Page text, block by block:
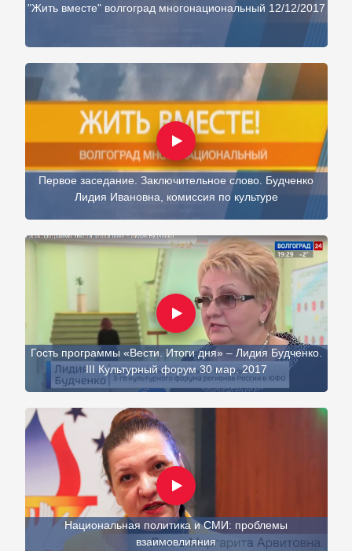
"Жить вместе" волгоград многонациональный 12/12/2017
Первое заседание. Заключительное слово. Будченко
Лидия Ивановна, комиссия по культуре
Гость программы «Вести. Итоги дня» – Лидия Будченко.
III Культурный форум 30 мар. 2017
Национальная политика и СМИ: проблемы
взаимовлияния